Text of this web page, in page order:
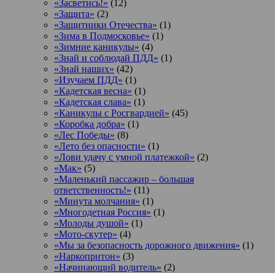
«Засветись!» (12)
«Защита» (2)
«Защитники Отечества» (1)
«Зима в Подмосковье» (1)
«Зимние каникулы» (4)
«Знай и соблюдай ПДД» (1)
«Знай наших» (42)
«Изучаем ПДД» (1)
«Кадетская весна» (1)
«Кадетская слава» (1)
«Каникулы с Росгвардией» (45)
«Коробка добра» (1)
«Лес Победы» (8)
«Лето без опасности» (1)
«Лови удачу с умной платежкой» (2)
«Мак» (5)
«Маленький пассажир – большая
ответственность!» (11)
«Минута молчания» (1)
«Многодетная Россия» (1)
«Молоды душой» (1)
«Мото-скутер» (4)
«Мы за безопасность дорожного движения» (1)
«Наркопритон» (3)
«Начинающий водитель» (2)